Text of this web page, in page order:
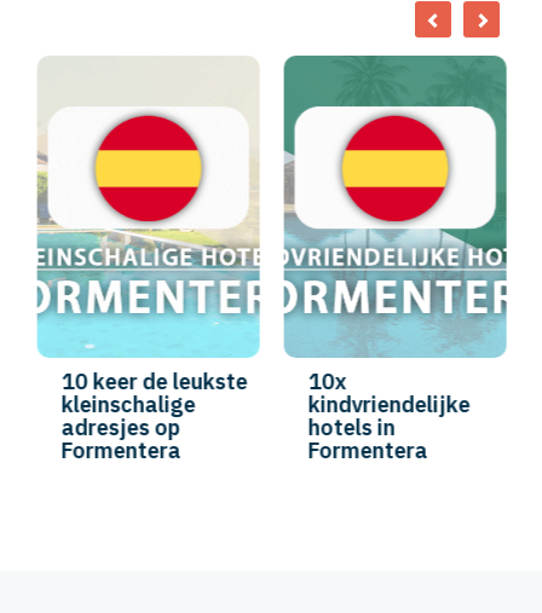
10 keer de leukste
kleinschalige
adresjes op
Formentera
10x
kindvriendelijke
hotels in
Formentera